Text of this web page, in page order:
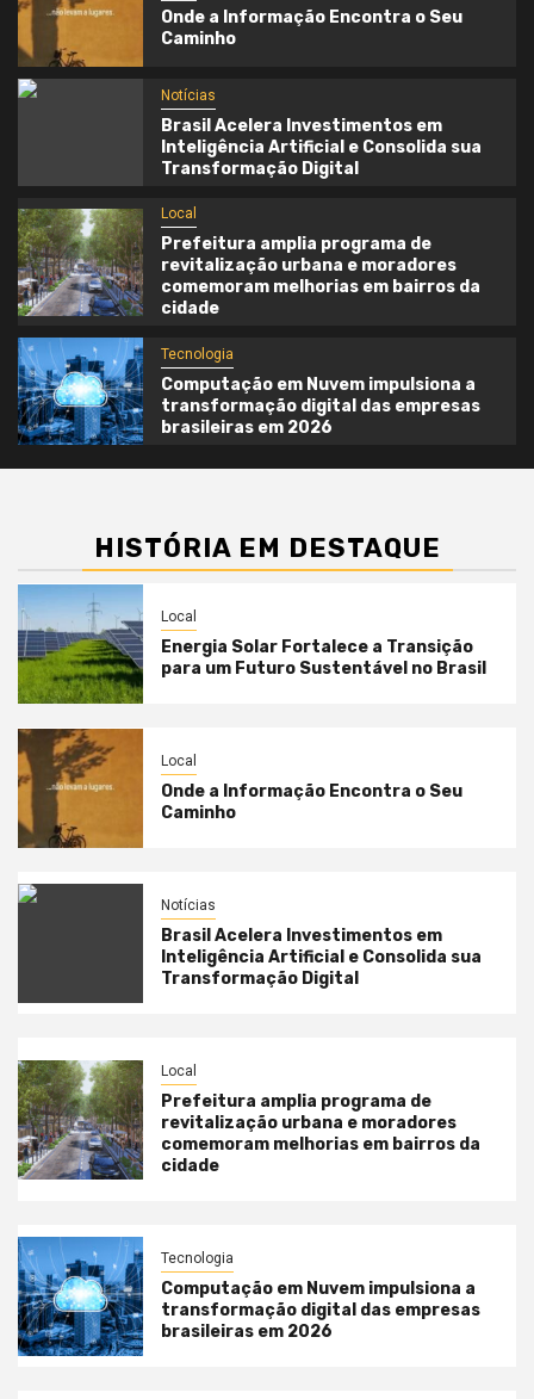
Onde a Informação Encontra o Seu
Caminho
Notícias
Brasil Acelera Investimentos em
Inteligência Artificial e Consolida sua
Transformação Digital
Local
Prefeitura amplia programa de
revitalização urbana e moradores
comemoram melhorias em bairros da
cidade
Tecnologia
Computação em Nuvem impulsiona a
transformação digital das empresas
brasileiras em 2026
HISTÓRIA EM DESTAQUE
Local
Energia Solar Fortalece a Transição
para um Futuro Sustentável no Brasil
Local
Onde a Informação Encontra o Seu
Caminho
Notícias
Brasil Acelera Investimentos em
Inteligência Artificial e Consolida sua
Transformação Digital
Local
Prefeitura amplia programa de
revitalização urbana e moradores
comemoram melhorias em bairros da
cidade
Tecnologia
Computação em Nuvem impulsiona a
transformação digital das empresas
brasileiras em 2026